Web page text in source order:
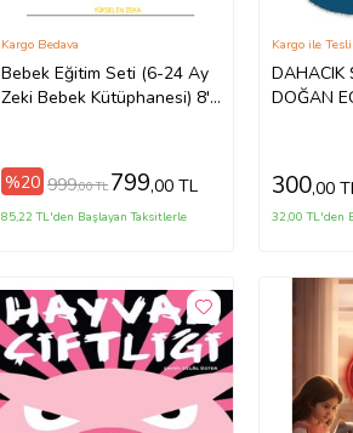
Bebek Eğitim Seti (6-24 Ay
Zeki Bebek Kütüphanesi) 8'li
Kargo Bedava
%20 999,00 TL 799,00 TL
85,22 TL'den Başlayan Taksitlerle
DAHACIK
DOĞAN
Kargo ile
300,00
32,00 TL'den